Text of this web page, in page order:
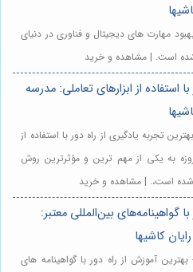
مهارت های دیجیتال و فناوری در دنیای
است. | مشاهده و خرید
استفاده از ابزارهای تعاملی: مدرسه
تجربه یادگیری از راه دور با استفاده از
به یکی از مهم ترین و مؤثرترین روش
است،. | مشاهده و خرید
گواهینامه‌های بین‌المللی معتبر:
کاشیها
آموزش از راه دور با گواهینامه های